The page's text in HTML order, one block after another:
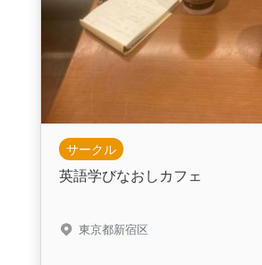
サークル
英語学びなおしカフェ
東京都新宿区